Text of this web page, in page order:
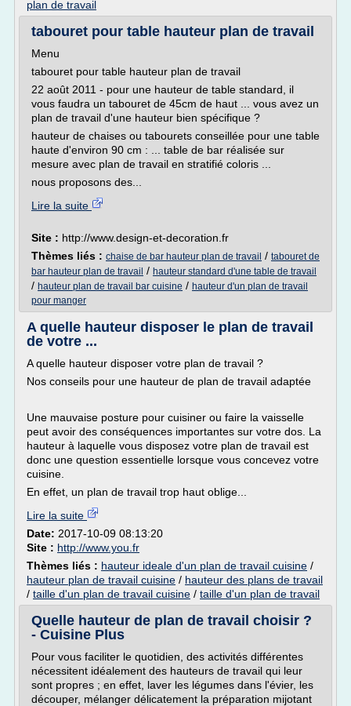
plan de travail
tabouret pour table hauteur plan de travail
Menu
tabouret pour table hauteur plan de travail
22 août 2011 - pour une hauteur de table standard, il
vous faudra un tabouret de 45cm de haut ... vous avez un
plan de travail d'une hauteur bien spécifique ?
hauteur de chaises ou tabourets conseillée pour une table
haute d'environ 90 cm : ... table de bar réalisée sur
mesure avec plan de travail en stratifié coloris ...
nous proposons des...
Lire la suite
Site : http://www.design-et-decoration.fr
Thèmes liés : chaise de bar hauteur plan de travail / tabouret de
bar hauteur plan de travail / hauteur standard d'une table de travail
/ hauteur plan de travail bar cuisine / hauteur d'un plan de travail
pour manger
A quelle hauteur disposer le plan de travail
de votre ...
A quelle hauteur disposer votre plan de travail ?
Nos conseils pour une hauteur de plan de travail adaptée
Une mauvaise posture pour cuisiner ou faire la vaisselle
peut avoir des conséquences importantes sur votre dos. La
hauteur à laquelle vous disposez votre plan de travail est
donc une question essentielle lorsque vous concevez votre
cuisine.
En effet, un plan de travail trop haut oblige...
Lire la suite
Date: 2017-10-09 08:13:20
Site : http://www.you.fr
Thèmes liés : hauteur ideale d'un plan de travail cuisine /
hauteur plan de travail cuisine / hauteur des plans de travail
/ taille d'un plan de travail cuisine / taille d'un plan de travail
Quelle hauteur de plan de travail choisir ?
- Cuisine Plus
Pour vous faciliter le quotidien, des activités différentes
nécessitent idéalement des hauteurs de travail qui leur
sont propres ; en effet, laver les légumes dans l'évier, les
découper, mélanger délicatement la préparation mijotant